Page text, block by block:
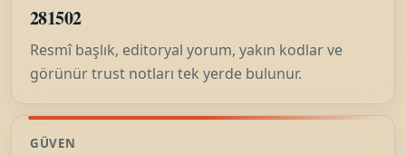
281502
Resmî başlık, editoryal yorum, yakın kodlar ve
görünür trust notları tek yerde bulunur.
GÜVEN